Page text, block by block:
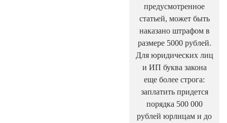
предусмотренное
статьей, может быть
наказано штрафом в
размере 5000 рублей.
Для юридических лиц
и ИП буква закона
еще более строга:
заплатить придется
порядка 500 000
рублей юрлицам и до